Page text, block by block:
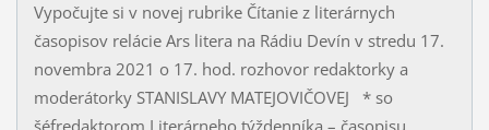
Vypočujte si v novej rubrike Čítanie z literárnych
časopisov relácie Ars litera na Rádiu Devín v stredu 17.
novembra 2021 o 17. hod. rozhovor redaktorky a
moderátorky STANISLAVY MATEJOVIČOVEJ * so